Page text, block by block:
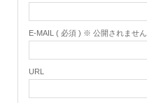
E-MAIL ( 必須 ) ※ 公開されません
URL